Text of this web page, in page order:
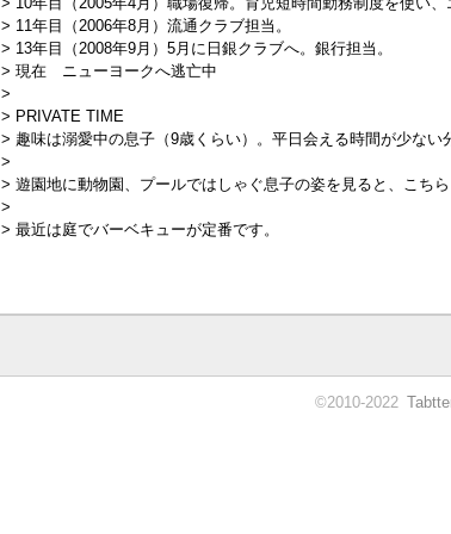
> 11年目（2006年8月）流通クラブ担当。
> 13年目（2008年9月）5月に日銀クラブへ。銀行担当。
> 現在 ニューヨークへ逃亡中
>
> PRIVATE TIME
> 趣味は溺愛中の息子（9歳くらい）。平日会える時間が少ない
>
> 遊園地に動物園、プールではしゃぐ息子の姿を見ると、こち
>
> 最近は庭でバーベキューが定番です。
©2010-2022